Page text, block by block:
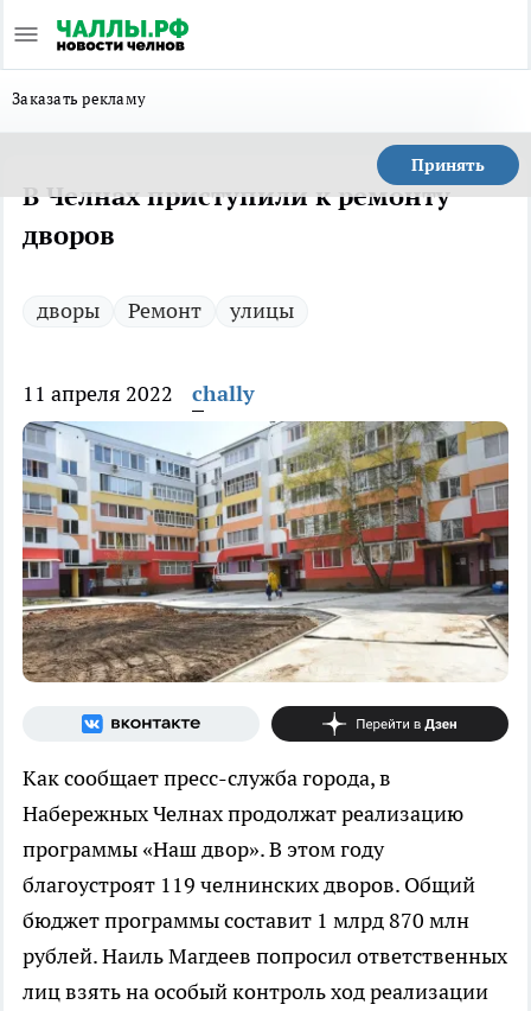
Заказать рекламу
Принять
В Челнах приступили к ремонту
дворов
дворы Ремонт улицы
11 апреля 2022 chally
Как сообщает пресс-служба города, в
Набережных Челнах продолжат реализацию
программы «Наш двор». В этом году
благоустроят 119 челнинских дворов. Общий
бюджет программы составит 1 млрд 870 млн
рублей. Наиль Магдеев попросил ответственных
лиц взять на особый контроль ход реализации